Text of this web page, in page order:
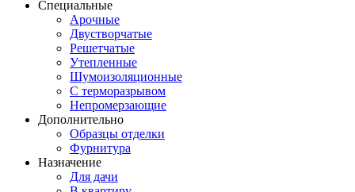
Специальные
Арочные
Двустворчатые
Решетчатые
Утепленные
Шумоизоляционные
С терморазрывом
Непромерзающие
Дополнительно
Образцы отделки
Фурнитура
Назначение
Для дачи